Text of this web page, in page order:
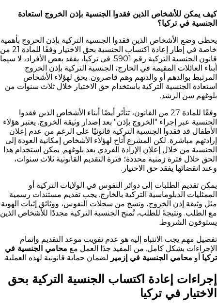
كيف يمكن للأشخاص الذين فقدوا الجنسية بإذن الخروج استعادة
الجنسية في تركيا؟
يحظى وضع الأشخاص الذين فقدوا الجنسية التركية بإذن الخروج بأهمية
خاصة في إطار إعادة اكتساب الجنسية بحق الاختيار وفقًا للمادة 21 من
قانون الجنسية التركية رقم 5901. في تركيا، يفقد بعض الأفراد، لا سيما
أبناء العائلات المقيمة في الخارج، الجنسية التركية بإذن الخروج
المرتبط بوالدهم أو والدتهم وهم قاصرون. يحق لهؤلاء الأشخاص
استعادة الجنسية التركية باستخدام حق الاختيار خلال ثلاث سنوات من
بلوغهم سن الرشد.
وفقًا للمادة 27 من القانون، تتأثر أيضًا أبناء الأشخاص الذين فقدوا
الجنسية عبر إجراء "الخروج بإذن" بعد إصدار وثيقة الخروج. يعتبر هؤلاء
الأطفال قد فقدوا الجنسية التركية قانونيًا على الرغم من عدم إعلان
إرادتهم مباشرة. لكن المشرع أتاح لهؤلاء الأشخاص إمكانية العودة إلى
الجنسية من خلال إعلان الإرادة الفردي بعد بلوغهم. يمكن استخدام هذا
الحق خلال فترة زمنية محددة؛ فترة التقديم القانونية ثلاث سنوات،
وعند انقضائها يفقد حق الاختيار.
يمكن تقديم الطلبات إلى دوائر النفوس في الولايات التركية أو
الممثليات الدبلوماسية التركية بالخارج. يجب تقديم مستندات رسمية
مثل وثيقة إذن الخروج، ونسخ من سجلات النفوس، ووثائق إثبات الهوية
مع الطلب. ونتيجةً للطلب، تُمنح الجنسية التركية مجددًا للأشخاص الذين
يستوفون الشروط.
تفصيل مهم يجب الانتباه إليه هو عدم تفويت موعد التقديم وإتمام
الإجراءات بشكل كامل. من المفيد جدًا العمل مع محامي الجنسية في
تركيا أو محامي الجنسية في إزمير لضمان حماية قانونية لهذه العملية.
إجراءات إعادة اكتساب الجنسية التركية بحق
الاختيار في تركيا